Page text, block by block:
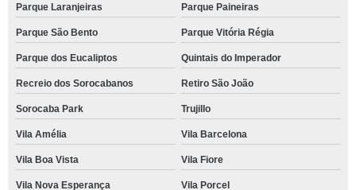
Parque Laranjeiras Parque Paineiras
Parque São Bento Parque Vitória Régia
Parque dos Eucaliptos Quintais do Imperador
Recreio dos Sorocabanos Retiro São João
Sorocaba Park Trujillo
Vila Amélia Vila Barcelona
Vila Boa Vista Vila Fiore
Vila Nova Esperança Vila Porcel